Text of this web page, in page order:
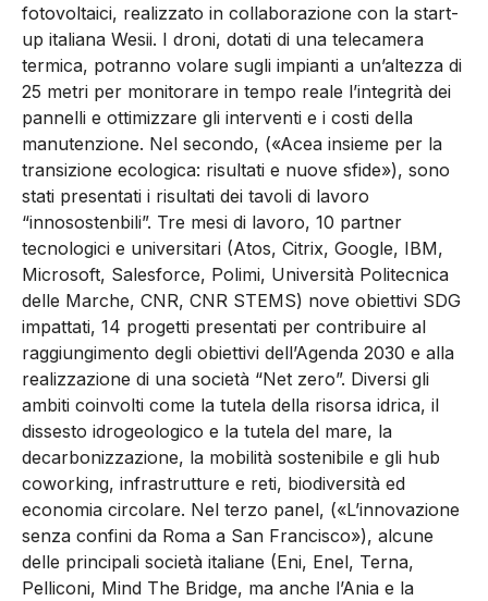
fotovoltaici, realizzato in collaborazione con la start-
up italiana Wesii. I droni, dotati di una telecamera
termica, potranno volare sugli impianti a un’altezza di
25 metri per monitorare in tempo reale l’integrità dei
pannelli e ottimizzare gli interventi e i costi della
manutenzione. Nel secondo, («Acea insieme per la
transizione ecologica: risultati e nuove sfide»), sono
stati presentati i risultati dei tavoli di lavoro
“innosostenbili”. Tre mesi di lavoro, 10 partner
tecnologici e universitari (Atos, Citrix, Google, IBM,
Microsoft, Salesforce, Polimi, Università Politecnica
delle Marche, CNR, CNR STEMS) nove obiettivi SDG
impattati, 14 progetti presentati per contribuire al
raggiungimento degli obiettivi dell’Agenda 2030 e alla
realizzazione di una società “Net zero”. Diversi gli
ambiti coinvolti come la tutela della risorsa idrica, il
dissesto idrogeologico e la tutela del mare, la
decarbonizzazione, la mobilità sostenibile e gli hub
coworking, infrastrutture e reti, biodiversità ed
economia circolare. Nel terzo panel, («L’innovazione
senza confini da Roma a San Francisco»), alcune
delle principali società italiane (Eni, Enel, Terna,
Pelliconi, Mind The Bridge, ma anche l’Ania e la